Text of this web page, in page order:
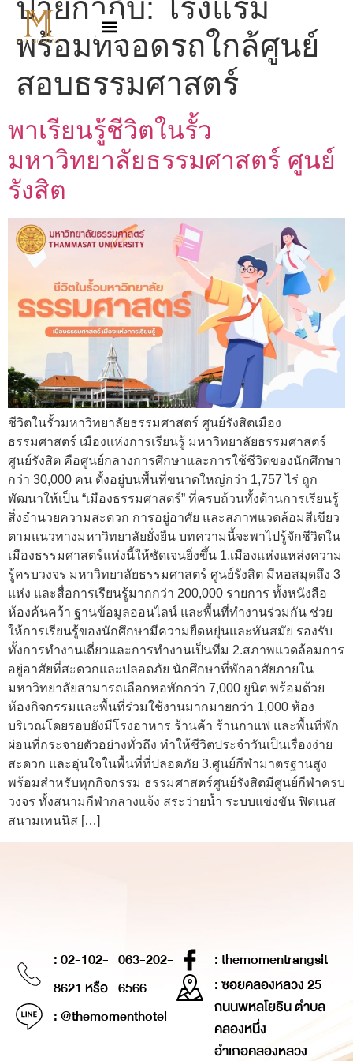
ป้ายกำกับ: โรงแรม
พร้อมที่จอดรถใกล้ศูนย์
สอบธรรมศาสตร์
พาเรียนรู้ชีวิตในรั้ว
มหาวิทยาลัยธรรมศาสตร์ ศูนย์
รังสิต
ชีวิตในรั้วมหาวิทยาลัยธรรมศาสตร์ ศูนย์รังสิตเมือง
ธรรมศาสตร์ เมืองแห่งการเรียนรู้ มหาวิทยาลัยธรรมศาสตร์
ศูนย์รังสิต คือศูนย์กลางการศึกษาและการใช้ชีวิตของนักศึกษา
กว่า 30,000 คน ตั้งอยู่บนพื้นที่ขนาดใหญ่กว่า 1,757 ไร่ ถูก
พัฒนาให้เป็น “เมืองธรรมศาสตร์” ที่ครบถ้วนทั้งด้านการเรียนรู้
สิ่งอำนวยความสะดวก การอยู่อาศัย และสภาพแวดล้อมสีเขียว
ตามแนวทางมหาวิทยาลัยยั่งยืน บทความนี้จะพาไปรู้จักชีวิตใน
เมืองธรรมศาสตร์แห่งนี้ให้ชัดเจนยิ่งขึ้น 1.เมืองแห่งแหล่งความ
รู้ครบวงจร มหาวิทยาลัยธรรมศาสตร์ ศูนย์รังสิต มีหอสมุดถึง 3
แห่ง และสื่อการเรียนรู้มากกว่า 200,000 รายการ ทั้งหนังสือ
ห้องค้นคว้า ฐานข้อมูลออนไลน์ และพื้นที่ทำงานร่วมกัน ช่วย
ให้การเรียนรู้ของนักศึกษามีความยืดหยุ่นและทันสมัย รองรับ
ทั้งการทำงานเดี่ยวและการทำงานเป็นทีม 2.สภาพแวดล้อมการ
อยู่อาศัยที่สะดวกและปลอดภัย นักศึกษาที่พักอาศัยภายใน
มหาวิทยาลัยสามารถเลือกหอพักกว่า 7,000 ยูนิต พร้อมด้วย
ห้องกิจกรรมและพื้นที่ร่วมใช้งานมากมายกว่า 1,000 ห้อง
บริเวณโดยรอบยังมีโรงอาหาร ร้านค้า ร้านกาแฟ และพื้นที่พัก
ผ่อนที่กระจายตัวอย่างทั่วถึง ทำให้ชีวิตประจำวันเป็นเรื่องง่าย
สะดวก และอุ่นใจในพื้นที่ที่ปลอดภัย 3.ศูนย์กีฬามาตรฐานสูง
พร้อมสำหรับทุกกิจกรรม ธรรมศาสตร์ศูนย์รังสิตมีศูนย์กีฬาครบ
วงจร ทั้งสนามกีฬากลางแจ้ง สระว่ายน้ำ ระบบแข่งขัน ฟิตเนส
สนามเทนนิส […]
: 02-102-
8621 หรือ
063-202-
6566
: @themomenthotel
: themomentrangsit
: ซอยคลองหลวง 25
ถนนพหลโยธิน ตำบล
คลองหนึ่ง
อำเภอคลองหลวง